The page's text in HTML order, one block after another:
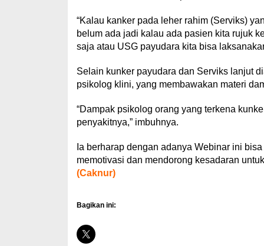
“Kalau kanker pada leher rahim (Serviks)
belum ada jadi kalau ada pasien kita rujuk
saja atau USG payudara kita bisa
Selain kunker payudara dan Serviks lanjut
psikolog klini, yang membawakan materi
“Dampak psikolog orang yang terkena
penyakitnya,” imbuhnya.
Ia berharap dengan adanya Webinar ini
memotivasi dan mendorong kesadaran
(Caknur)
Bagikan ini: